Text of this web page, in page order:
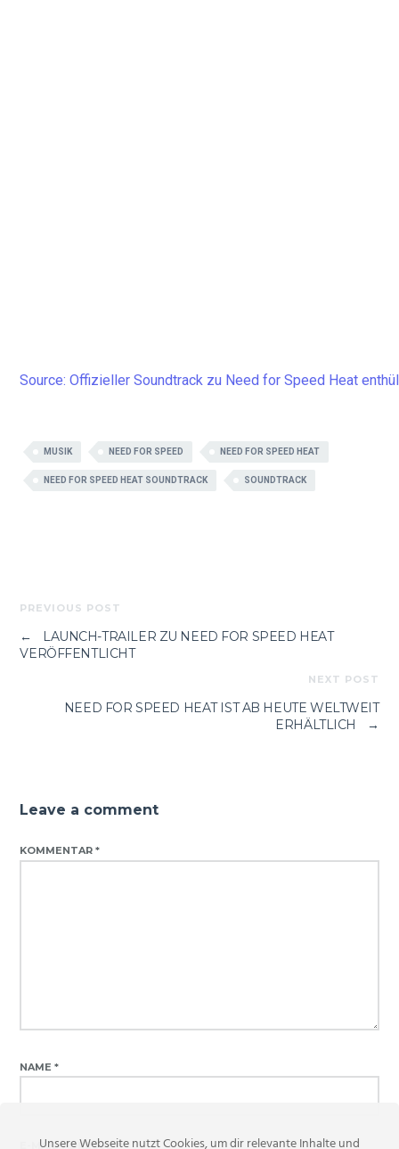
Source: Offizieller Soundtrack zu Need for Speed Heat
MUSIK NEED FOR SPEED NEED FOR SPEED HEAT
NEED FOR SPEED HEAT SOUNDTRACK SOUNDTRACK
PREVIOUS POST
←
LAUNCH-TRAILER ZU NEED FOR SPEED HEAT
VERÖFFENTLICHT
NEXT POST
NEED FOR SPEED HEAT IST AB HEUTE WELTWEIT
ERHÄLTLICH
→
Leave a comment
KOMMENTAR*
NAME*
E-MAIL-ADRESSE*
Unsere Webseite nutzt Cookies, um dir relevante Inhalte und